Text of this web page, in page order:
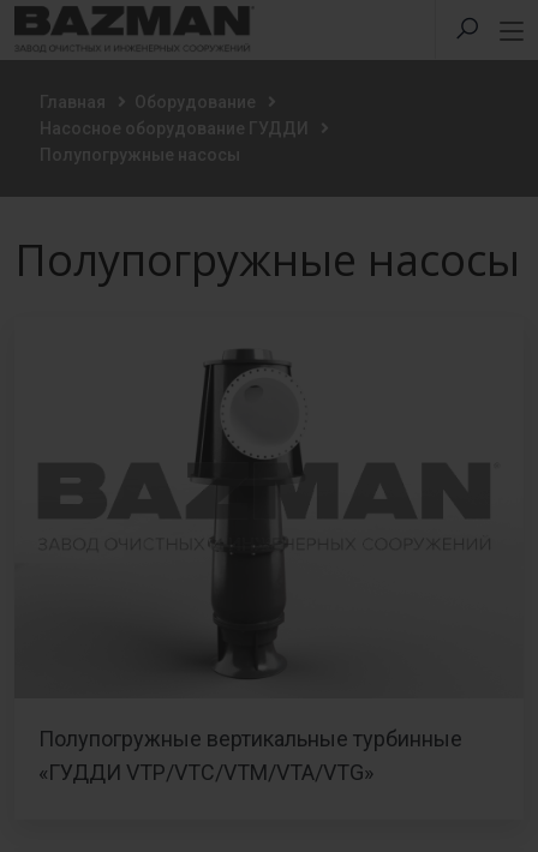
Главная
Оборудование
Насосное оборудование ГУДДИ
Полупогружные насосы
Полупогружные насосы
Полупогружные вертикальные турбинные
«ГУДДИ VTP/VTC/VTM/VTA/VTG»